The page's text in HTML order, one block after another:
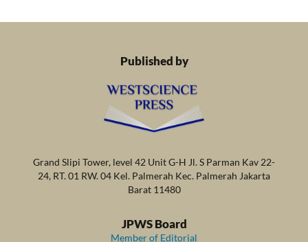
Published by
Grand Slipi Tower, level 42 Unit G-H Jl. S Parman Kav 22-
24, RT. 01 RW. 04 Kel. Palmerah Kec. Palmerah Jakarta
Barat 11480
JPWS Board
Member of Editorial